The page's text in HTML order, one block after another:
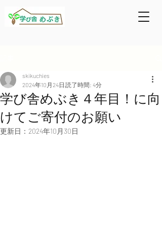
学び舎めぶき４年目！に向
けてご寄付のお願い
skikuchies
2024年10月24日 読了時間: 4分
更新日： 2024年10月30日